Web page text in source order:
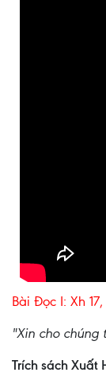
Bài Ðọc I: Xh 17,
"Xin cho chúng
Trích sách Xuất